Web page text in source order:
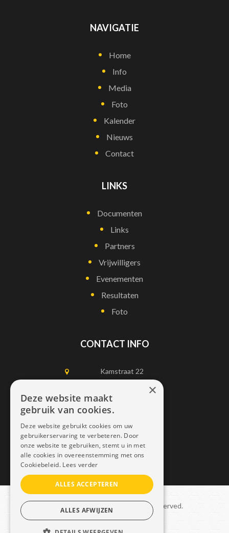
NAVIGATIE
Home
Info
Media
Foto
Kalender
Nieuws
Contact
LINKS
Documenten
Links
Partners
Vrijwilligers
Evenementen
Resultaten
Foto
CONTACT INFO
Kamstraat 22
1750 Lennik
0497452898
info@dais.be
Copyright © 2021 Dais. All rights reserved.
Sitemap–GDPR
×
Deze website maakt
gebruik van cookies.
Deze website gebruikt cookies om uw
gebruikerservaring te verbeteren. Door
onze website te gebruiken, stemt u in met
alle cookies in overeenstemming met ons
Cookiebeleid. Lees verder
ALLES ACCEPTEREN
ALLES AFWIJZEN